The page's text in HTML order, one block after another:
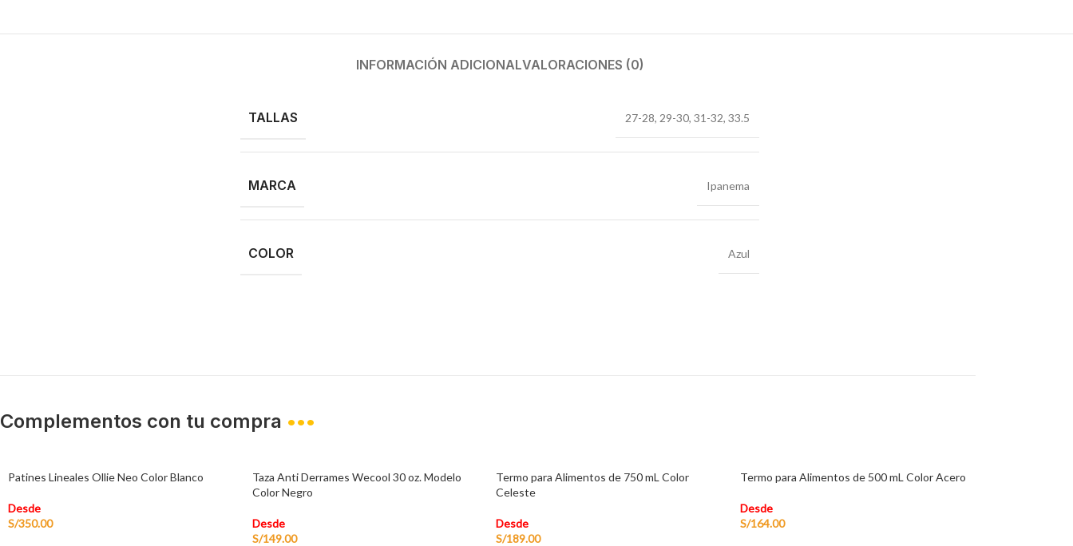
INFORMACIÓN ADICIONALVALORACIONES (0)
TALLAS 27-28, 29-30, 31-32, 33.5
MARCA Ipanema
COLOR Azul
Complementos con tu compra •••
Patines Lineales Ollie Neo Color Blanco
Desde
S/350.00
Taza Anti Derrames Wecool 30 oz. Modelo
Color Negro
Desde
S/149.00
Termo para Alimentos de 750 mL Color
Celeste
Desde
S/189.00
Termo para Alimentos de 500 mL Color Acero
Desde
S/164.00